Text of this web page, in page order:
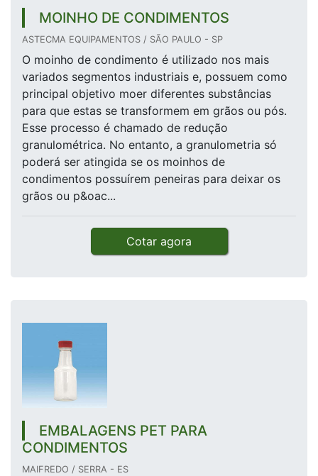
MOINHO DE CONDIMENTOS
ASTECMA EQUIPAMENTOS / SÃO PAULO - SP
O moinho de condimento é utilizado nos mais
variados segmentos industriais e, possuem como
principal objetivo moer diferentes substâncias
para que estas se transformem em grãos ou pós.
Esse processo é chamado de redução
granulométrica. No entanto, a granulometria só
poderá ser atingida se os moinhos de
condimentos possuírem peneiras para deixar os
grãos ou p&oac...
Cotar agora
EMBALAGENS PET PARA
CONDIMENTOS
MAIFREDO / SERRA - ES